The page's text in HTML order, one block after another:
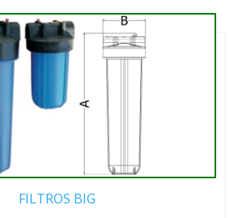
FILTROS BIG